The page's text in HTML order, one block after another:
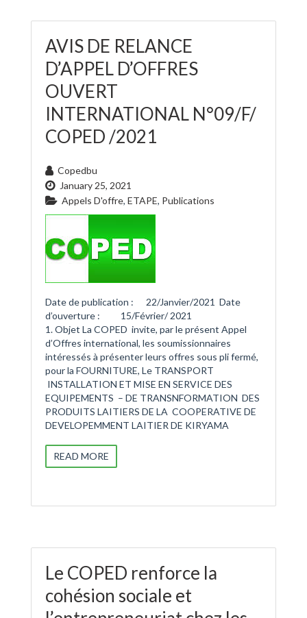
AVIS DE RELANCE
D’APPEL D’OFFRES
OUVERT
INTERNATIONAL N°09/F/
COPED /2021
Copedbu
January 25, 2021
Appels D'offre, ETAPE, Publications
Date de publication : 22/Janvier/2021 Date
d’ouverture : 15/Février/ 2021
1. Objet La COPED invite, par le présent Appel
d’Offres international, les soumissionnaires
intéressés à présenter leurs offres sous pli fermé,
pour la FOURNITURE, Le TRANSPORT
INSTALLATION ET MISE EN SERVICE DES
EQUIPEMENTS – DE TRANSNFORMATION DES
PRODUITS LAITIERS DE LA COOPERATIVE DE
DEVELOPEMMENT LAITIER DE KIRYAMA
READ MORE
Le COPED renforce la
cohésion sociale et